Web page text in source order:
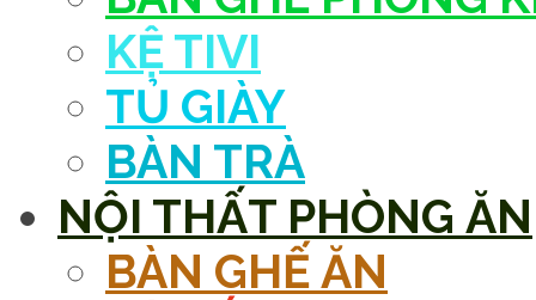
KỆ TIVI
TỦ GIÀY
BÀN TRÀ
NỘI THẤT PHÒNG ĂN
BÀN GHẾ ĂN